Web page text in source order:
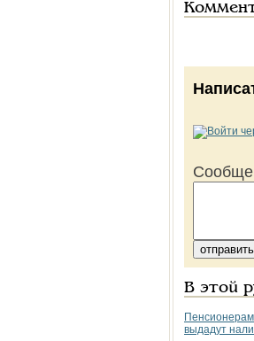
В этой
выдадут